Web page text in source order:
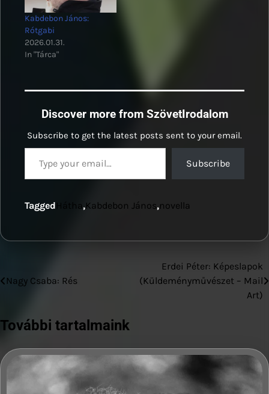
Kabdebon János:
Rótgabi
2026.01.31.
In "Tárca"
Discover more from SzövetIrodalom
Subscribe to get the latest posts sent to your email.
Type your email…
Subscribe
Tagged Hátha,Kabdebon János,novella
navigáció
Nagy Csaba: Rés
Erdei Péter: Képeslapok
(Küldeményművészet – Mail
Art)
További tartalmaink